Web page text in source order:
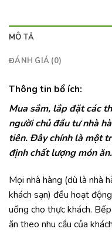
MÔ TẢ
ĐÁNH GIÁ (0)
Thông tin bổ ích:
Mua sắm, lắp đặt các
người chủ đầu tư nhà
tiên. Đây chính là một
định chất lượng món ăn.
Mọi nhà hàng (dù là nhà
khách sạn) đều hoạt
uống cho thực khách.
ăn theo nhu cầu của